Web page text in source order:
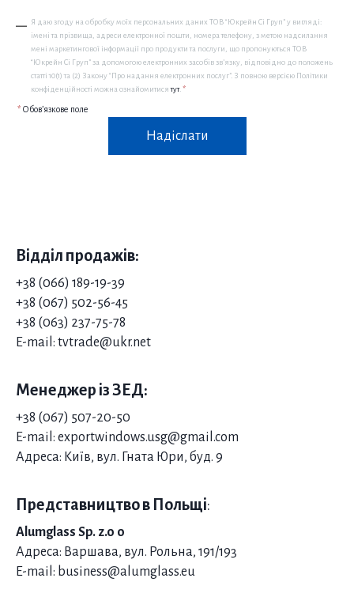
Я даю згоду на обробку моїх персональних даних ТОВ “Юкрейн Сі Груп” у вигляді:
імені та прізвища, адреси електронної пошти, номера телефону, з метою надсилання
мені маркетингової інформації про продукти та послуги, що пропонуються ТОВ
“Юкрейн Сі Груп” за допомогою електронних засобів зв’язку, відповідно до положень
статті 10(1) та (2) Закону “Про надання електронних послуг”. З повною версією Політики
конфіденційності можна ознайомитисятут. *
* Обов’язкове поле
Надіслати
Відділ продажів:
+38 (066) 189-19-39
+38 (067) 502-56-45
+38 (063) 237-75-78
E-mail: tvtrade@ukr.net
Менеджер із ЗЕД:
+38 (067) 507-20-50
E-mail: exportwindows.usg@gmail.com
Адреса: Київ, вул. Гната Юри, буд. 9
Представництво в Польщі:
Alumglass Sp. z.o o
Адреса: Варшава, вул. Рольна, 191/193
E-mail: business@alumglass.eu